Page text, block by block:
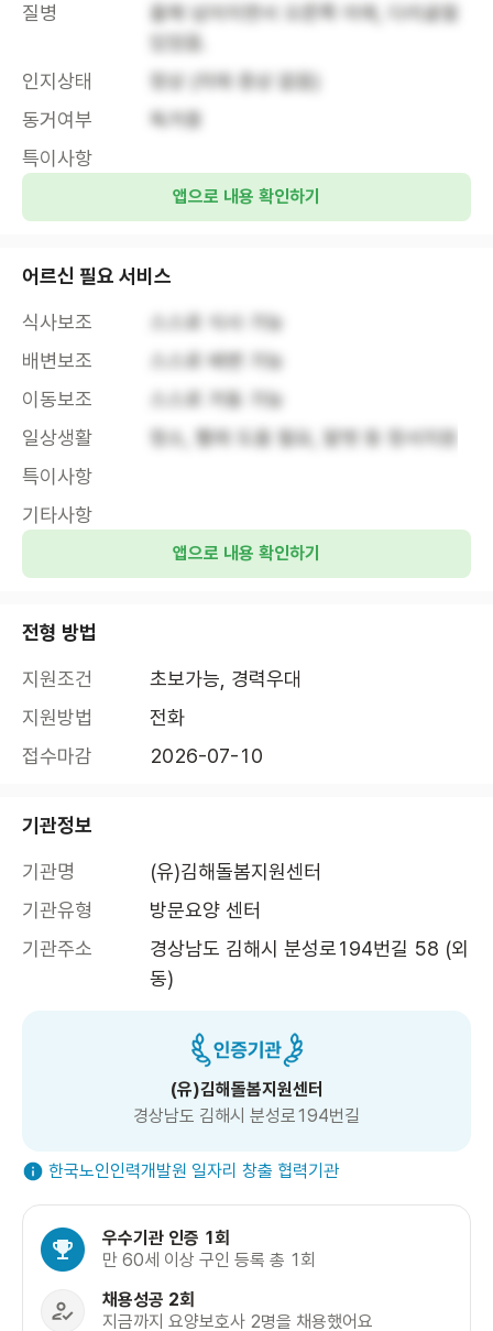
질병
올해 넘어지면서 오른쪽 어깨, 다리골절
인지상태
정상 (치매 증상 없음)
동거여부
독거중
특이사항
앱으로 내용 확인하기
어르신 필요 서비스
식사보조
스스로 식사 가능
배변보조
스스로 배변 가능
이동보조
스스로 거동 가능
일상생활
청소, 빨래 도움 필요, 말벗 등 정서지원
특이사항
기타사항
앱으로 내용 확인하기
전형 방법
지원조건
초보가능, 경력우대
지원방법
전화
접수마감
2026-07-10
기관정보
기관명
(유)김해돌봄지원센터
기관유형
방문요양 센터
기관주소
경상남도 김해시 분성로194번길 58 (외
동)
(유)김해돌봄지원센터
경상남도 김해시 분성로194번길
한국노인인력개발원 일자리 창출 협력기관
우수기관 인증 1회
만 60세 이상 구인 등록 총 1회
채용성공 2회
지금까지 요양보호사 2명을 채용했어요